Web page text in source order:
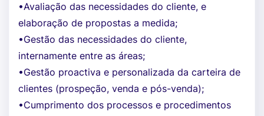
•Avaliação das necessidades do cliente, e
elaboração de propostas a medida;
•Gestão das necessidades do cliente,
internamente entre as áreas;
•Gestão proactiva e personalizada da carteira de
clientes (prospeção, venda e pós-venda);
•Cumprimento dos processos e procedimentos